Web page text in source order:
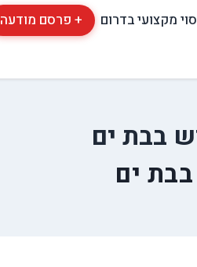
מקצועי בדרום + פרסם מודעה
בבת ים
בבת ים